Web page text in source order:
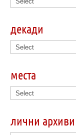
декади
места
лични архиви